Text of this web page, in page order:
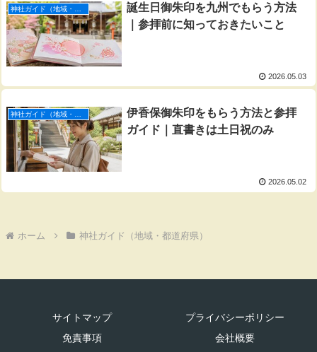
誕生日御朱印を九州でもらう方法
｜参拝前に知っておきたいこと
2026.05.03
神社ガイド（地域・都道府県）
伊香保御朱印をもらう方法と参拝
ガイド｜直書きは土日祝のみ
2026.05.02
ホーム 神社ガイド（地域・都道府県）
サイトマップ
プライバシーポリシー
免責事項
会社概要